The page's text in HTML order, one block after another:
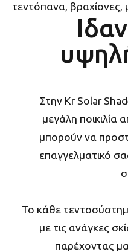
τεντόπανα, βραχίονες,
Στην Kr Solar
μεγάλη
μπορούν να
επαγγελματικό
Το κάθε
με τις ανάγκες
παρέχοντας